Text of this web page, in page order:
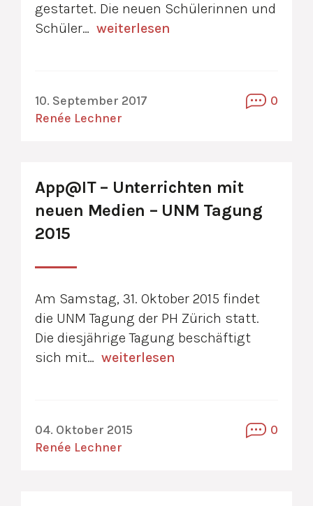
gestartet. Die neuen Schülerinnen und
Schüler… weiterlesen
10. September 2017
Renée Lechner
0
App@IT – Unterrichten mit
neuen Medien – UNM Tagung
2015
Am Samstag, 31. Oktober 2015 findet
die UNM Tagung der PH Zürich statt.
Die diesjährige Tagung beschäftigt
sich mit… weiterlesen
04. Oktober 2015
Renée Lechner
0